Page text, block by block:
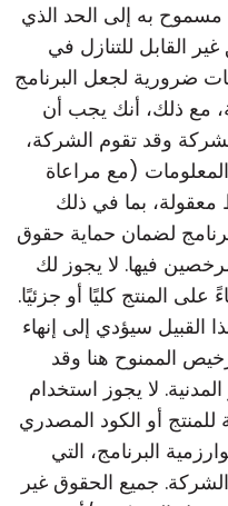
مسموح به إلى الحد الذي
القابل للتنازل في
ضرورية لجعل البرنامج
مع ذلك، أنك يجب أن
وقد تقوم الشركة،
المعلومات (مع مراعاة
بما في ذلك
لضمان حماية حقوق
فيها. لا يجوز لك
المنتج كليًا أو جزئيًا.
سيؤدي إلى إنهاء
الممنوح هنا وقد
لا يجوز استخدام
للمنتج أو الكود المصدري
البرنامج، التي
جميع الحقوق غير